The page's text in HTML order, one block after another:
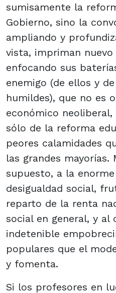
sumisamente la
Gobierno, sino la
ampliando y
vista, impriman
enfocando sus
enemigo (de ellos y
humildes), que no es
económico
sólo de la reforma
peores calamidades
las grandes mayorías.
supuesto, a la
desigualdad social,
reparto de la renta
social en general, y al
indetenible
populares que el
y fomenta.
Si los profesores en